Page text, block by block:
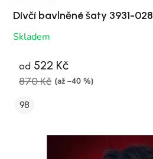
Dívčí bavlněné šaty 3931-028
Skladem
od 522 Kč
870 Kč (až –40 %)
98